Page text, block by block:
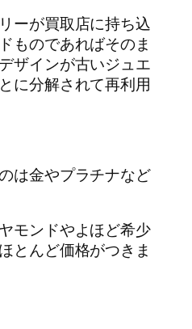
ーが買取店に持ち込
ものであればそのま
ザインが古いジュエ
に分解されて再利用
は金やプラチナなど
モンドやよほど希少
とんど価格がつきま